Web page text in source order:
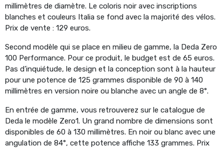
millimètres de diamètre. Le coloris noir avec inscriptions
blanches et couleurs Italia se fond avec la majorité des vélos.
Prix de vente : 129 euros.
Second modèle qui se place en milieu de gamme, la Deda Zero
100 Performance. Pour ce produit, le budget est de 65 euros.
Pas d’inquiétude, le design et la conception sont à la hauteur
pour une potence de 125 grammes disponible de 90 à 140
millimètres en version noire ou blanche avec un angle de 8°.
En entrée de gamme, vous retrouverez sur le catalogue de
Deda le modèle Zero1. Un grand nombre de dimensions sont
disponibles de 60 à 130 millimètres. En noir ou blanc avec une
angulation de 84°, cette potence affiche 133 grammes. Prix